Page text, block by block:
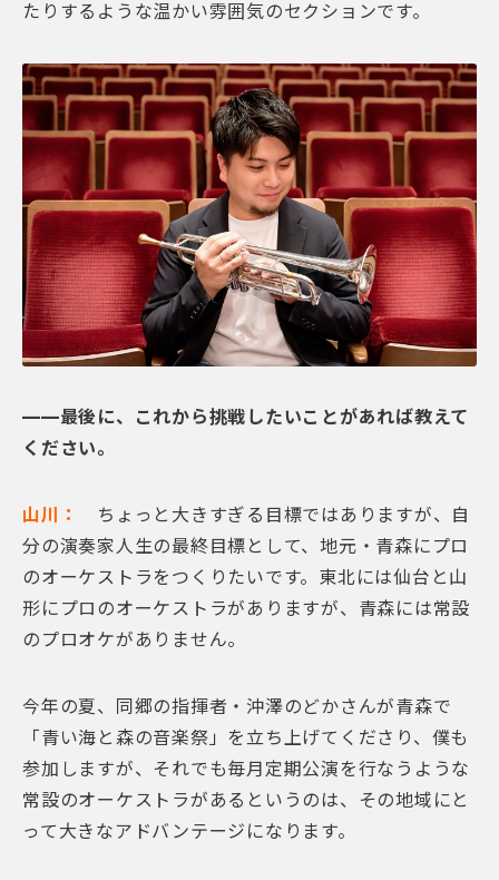
たりするような温かい雰囲気のセクションです。
——最後に、これから挑戦したいことがあれば教えて
ください。
山川：
ちょっと大きすぎる目標ではありますが、自
分の演奏家人生の最終目標として、地元・青森にプロ
のオーケストラをつくりたいです。東北には仙台と山
形にプロのオーケストラがありますが、青森には常設
のプロオケがありません。
今年の夏、同郷の指揮者・沖澤のどかさんが青森で
「青い海と森の音楽祭」を立ち上げてくださり、僕も
参加しますが、それでも毎月定期公演を行なうような
常設のオーケストラがあるというのは、その地域にと
って大きなアドバンテージになります。